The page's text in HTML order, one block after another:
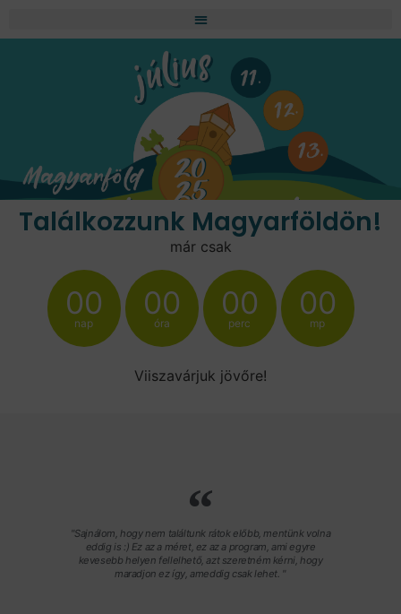
Találkozzunk Magyarföldön!
már csak
00
nap
00
óra
00
perc
00
mp
Viiszavárjuk jövőre!
"Sajnálom, hogy nem találtunk rátok előbb, mentünk volna
eddig is :) Ez az a méret, ez az a program, ami egyre
kevesebb helyen fellelhető, azt szeretném kérni, hogy
maradjon ez így, ameddig csak lehet. "